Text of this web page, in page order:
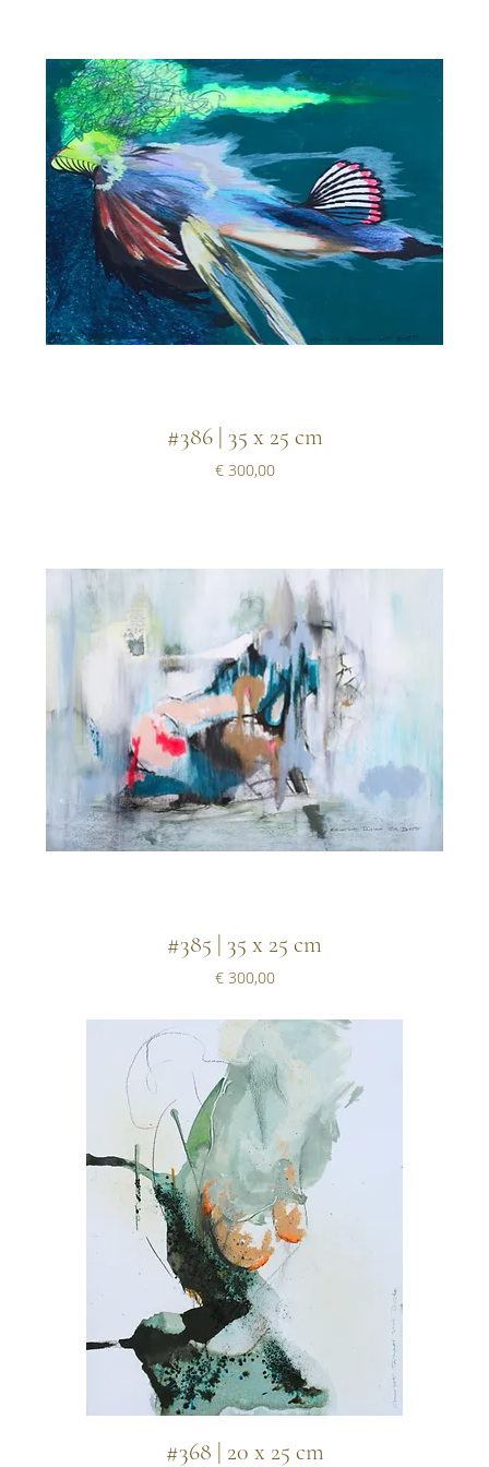
#386 | 35 x 25 cm
Prijs
€ 300,00
#385 | 35 x 25 cm
Prijs
€ 300,00
#368 | 20 x 25 cm